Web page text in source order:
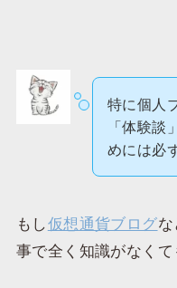
特に個人
「体験談
めには必
もし仮想通貨ブログ
事で全く知識がなくて